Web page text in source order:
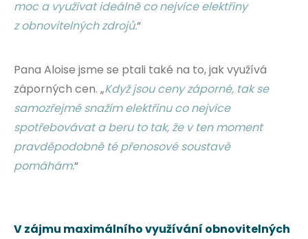
moc a využívat ideálně co nejvíce elektřiny
z obnovitelných zdrojů.“
Pana Aloise jsme se ptali také na to, jak využívá
záporných cen. „Když jsou ceny záporné, tak se
samozřejmě snažím elektřinu co nejvíce
spotřebovávat a beru to tak, že v ten moment
pravděpodobně té přenosové soustavě
pomáhám.“
V zájmu maximálního využívání obnovitelných